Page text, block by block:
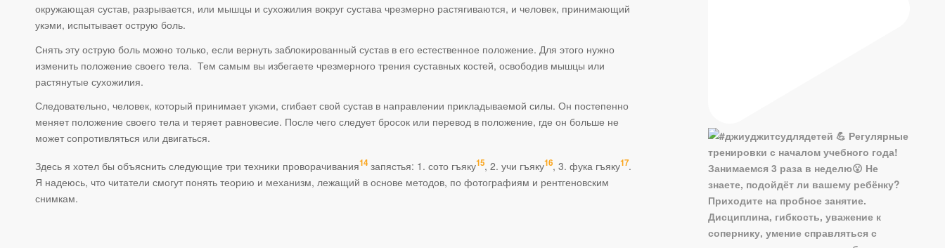
окружающая сустав, разрывается, или мышцы и сухожилия вокруг сустава чрезмерно растягиваются, и человек, принимающий
укэми, испытывает острую боль.
Снять эту острую боль можно только, если вернуть заблокированный сустав в его естественное положение. Для этого нужно
изменить положение своего тела. Тем самым вы избегаете чрезмерного трения суставных костей, освободив мышцы или
растянутые сухожилия.
Следовательно, человек, который принимает укэми, сгибает свой сустав в направлении прикладываемой силы. Он постепенно
меняет положение своего тела и теряет равновесие. После чего следует бросок или перевод в положение, где он больше не
может сопротивляться или двигаться.
Здесь я хотел бы объяснить следующие три техники проворачивания14 запястья: 1. сото гъяку15, 2. учи гъяку16, 3. фука гъяку17.
Я надеюсь, что читатели смогут понять теорию и механизм, лежащий в основе методов, по фотографиям и рентгеновским
снимкам.